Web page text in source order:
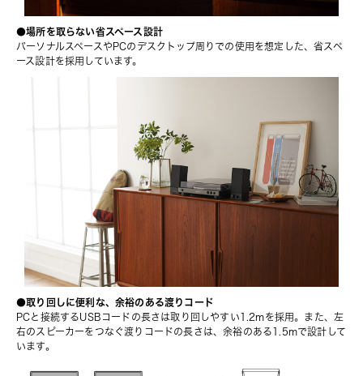
●場所を取らない省スペース設計
パーソナルスペースやPCのデスクトップ周りでの使⽤を想定した、省スペ
ース設計を採⽤しています。
●取り回しに便利な、余裕のある渡りコード
PCと接続するUSBコードの⻑さは取り回しやすい1.2mを採⽤。また、左
右のスピーカーをつなぐ渡りコードの⻑さは、余裕のある1.5mで設計して
います。